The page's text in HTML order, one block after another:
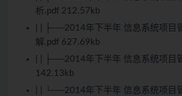
析.pdf 212.57kb
| | ├──2014年下半年 信息系统项目
解.pdf 627.69kb
| | ├──2014年下半年 信息系统项目
142.13kb
| | └──2014年下半年 信息系统项目